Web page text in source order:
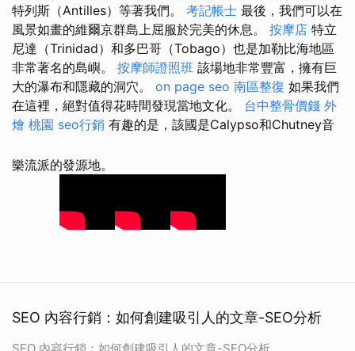
特列斯（Antilles）等著我們。 考記帳士 最後，我們可以在
風景如畫的維爾京群島上屈服於完美的休息。 按摩店 特立
尼達（Trinidad）和多巴哥（Tobago）也是加勒比海地區
非常著名的島嶼。 按摩師證照班 該場地非常豐富，擁有巨
大的瀑布和隱藏的洞穴。 on page seo 南區整復 如果我們
在這裡，絕對值得花時間發現當地文化。 台中整骨價錢 外
燴 桃園 seo行銷 有趣的是，該國是Calypso和Chutney音
樂流派的發源地。
SEO 內容行銷：如何創建吸引人的文章-SEO分析